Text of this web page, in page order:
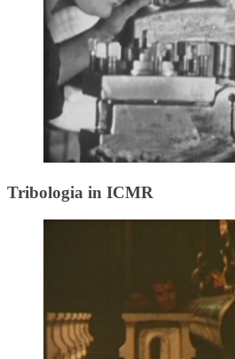
Tribologia in ICMR